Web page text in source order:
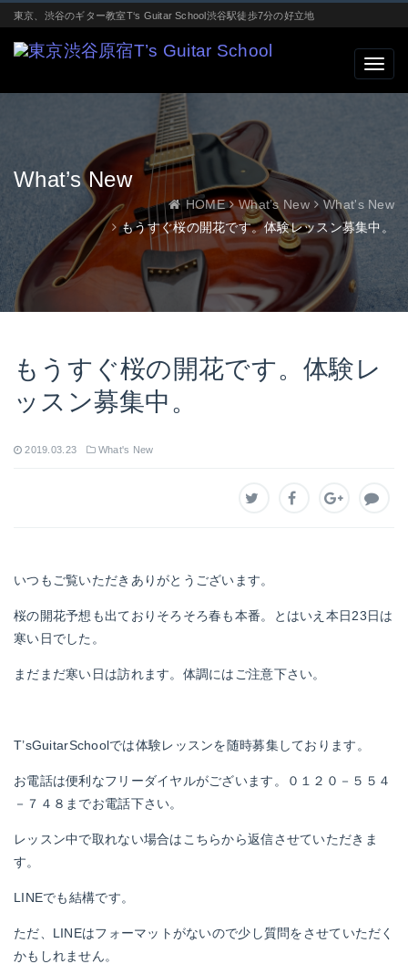
東京、渋谷のギター教室T‘s Guitar School渋谷駅徒歩7分の好立地
What’s New
HOME What’s New
What's New
もうすぐ桜の開花です。体験レッスン募集中。
もうすぐ桜の開花です。体験レ
ッスン募集中。
2019.03.23 What's New
いつもご覧いただきありがとうございます。
桜の開花予想も出ておりそろそろ春も本番。とはいえ本日23日は
寒い日でした。
まだまだ寒い日は訪れます。体調にはご注意下さい。
T’sGuitarSchoolでは体験レッスンを随時募集しております。
お電話は便利なフリーダイヤルがございます。０１２０－５５４
－７４８までお電話下さい。
レッスン中で取れない場合はこちらから返信させていただきま
す。
LINEでも結構です。
ただ、LINEはフォーマットがないので少し質問をさせていただく
かもしれません。